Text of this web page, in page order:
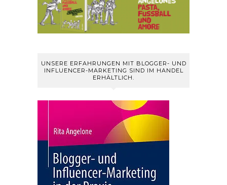
UNSERE ERFAHRUNGEN MIT BLOGGER- UND
INFLUENCER-MARKETING SIND IM HANDEL
ERHÄLTLICH.